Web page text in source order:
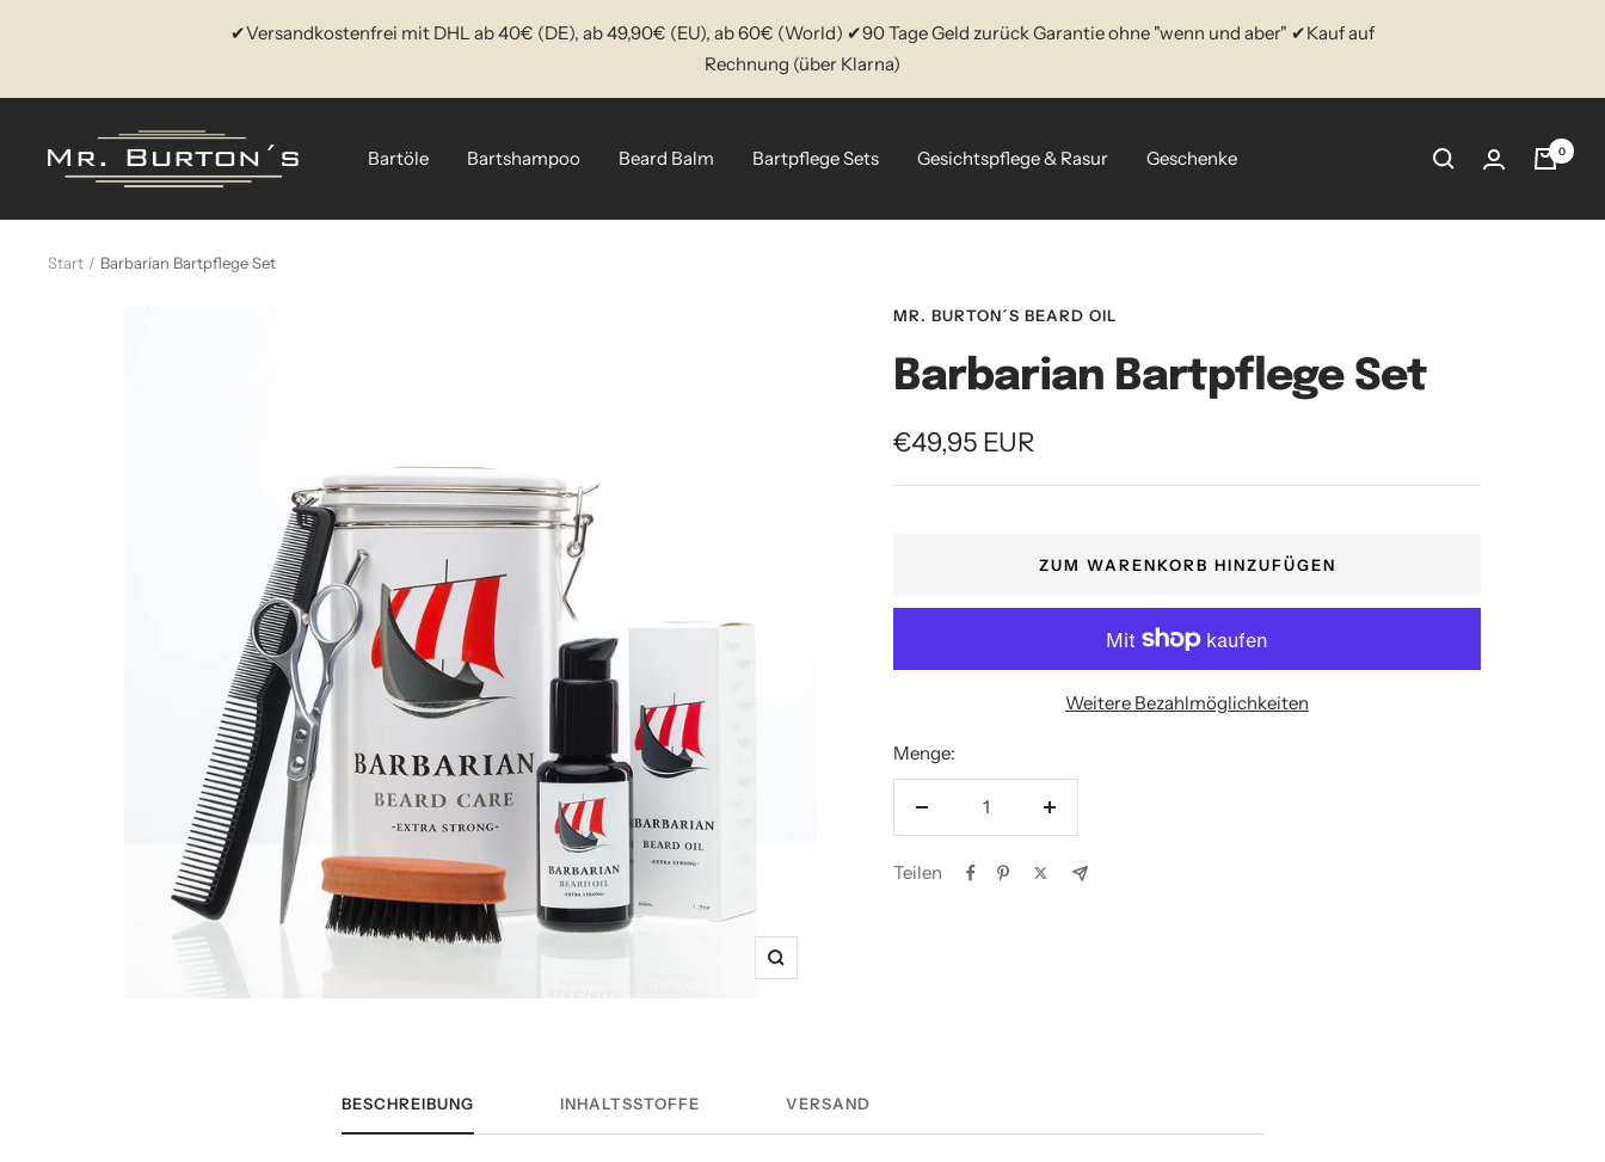
✔Versandkostenfrei mit DHL ab 40€ (DE), ab 49,90€ (EU), ab 60€ (World) ✔90 Tage Geld zurück Garantie ohne "wenn und aber" ✔Kauf auf
Rechnung (über Klarna)
Bartöle Bartshampoo Beard Balm Bartpflege Sets Gesichtspflege & Rasur Geschenke
www.bartöl.de
´s
0
Start Barbarian Bartpflege Set
Zoom
MR. BURTON´S BEARD OIL
Barbarian Bartpflege Set
Angebotspreis
€49,95 EUR
ZUM WARENKORB HINZUFÜGEN
Weitere Bezahlmöglichkeiten
Menge:
Menge
Teilen
BESCHREIBUNG INHALTSSTOFFE VERSAND